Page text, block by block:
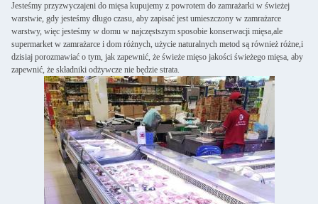
Jesteśmy przyzwyczajeni do mięsa kupujemy z powrotem do zamrażarki w świeżej
warstwie, gdy jesteśmy długo czasu, aby zapisać jest umieszczony w zamrażarce
warstwy, więc jesteśmy w domu w najczęstszym sposobie konserwacji mięsa,ale
supermarket w zamrażarce i dom różnych, użycie naturalnych metod są również różne,i
dzisiaj porozmawiać o tym, jak zapewnić, że świeże mięso jakości świeżego mięsa, aby
zapewnić, że składniki odżywcze nie będzie strata.